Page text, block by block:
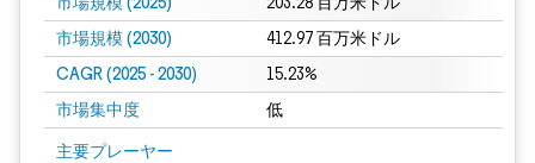
市場規模 (2030) 412.97 百万米ドル
CAGR (2025 - 2030) 15.23%
市場集中度 低
主要プレーヤー